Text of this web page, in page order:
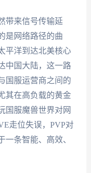
带来信号传输延
是网络路径的曲
平洋到达北美核心
中国大陆，这一路
国服运营商之间的
其在高负载的黄金
国服魔兽世界对网
走位失误，PVP对
条智能、高效、